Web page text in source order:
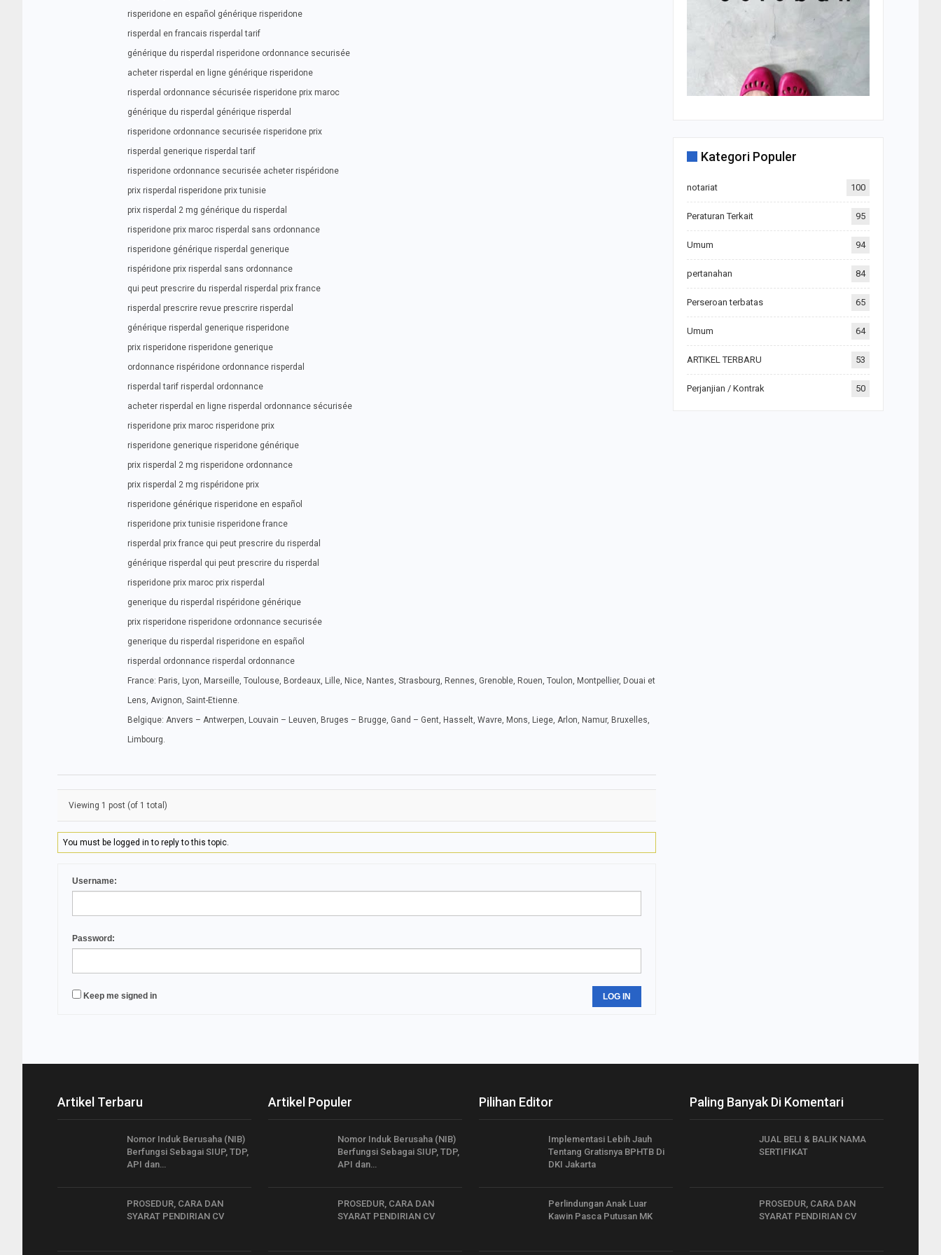
risperidone en español générique risperidone
risperdal en francais risperdal tarif
générique du risperdal risperidone ordonnance securisée
acheter risperdal en ligne générique risperidone
risperdal ordonnance sécurisée risperidone prix maroc
générique du risperdal générique risperdal
risperidone ordonnance securisée risperidone prix
risperdal generique risperdal tarif
risperidone ordonnance securisée acheter rispéridone
prix risperdal risperidone prix tunisie
prix risperdal 2 mg générique du risperdal
risperidone prix maroc risperdal sans ordonnance
risperidone générique risperdal generique
rispéridone prix risperdal sans ordonnance
qui peut prescrire du risperdal risperdal prix france
risperdal prescrire revue prescrire risperdal
générique risperdal generique risperidone
prix risperidone risperidone generique
ordonnance rispéridone ordonnance risperdal
risperdal tarif risperdal ordonnance
acheter risperdal en ligne risperdal ordonnance sécurisée
risperidone prix maroc risperidone prix
risperidone generique risperidone générique
prix risperdal 2 mg risperidone ordonnance
prix risperdal 2 mg rispéridone prix
risperidone générique risperidone en español
risperidone prix tunisie risperidone france
risperdal prix france qui peut prescrire du risperdal
générique risperdal qui peut prescrire du risperdal
risperidone prix maroc prix risperdal
generique du risperdal rispéridone générique
prix risperidone risperidone ordonnance securisée
generique du risperdal risperidone en español
risperdal ordonnance risperdal ordonnance
France: Paris, Lyon, Marseille, Toulouse, Bordeaux, Lille, Nice, Nantes, Strasbourg, Rennes, Grenoble, Rouen, Toulon, Montpellier, Douai et
Lens, Avignon, Saint-Etienne.
Belgique: Anvers – Antwerpen, Louvain – Leuven, Bruges – Brugge, Gand – Gent, Hasselt, Wavre, Mons, Liege, Arlon, Namur, Bruxelles,
Limbourg.
Viewing 1 post (of 1 total)
You must be logged in to reply to this topic.
Username:
Password:
Keep me signed in LOG IN
Kategori Populer
notariat 100
Peraturan Terkait 95
Umum 94
pertanahan 84
Perseroan terbatas 65
Umum 64
ARTIKEL TERBARU 53
Perjanjian / Kontrak 50
Artikel Terbaru
Nomor Induk Berusaha (NIB)
Berfungsi Sebagai SIUP, TDP,
API dan…
PROSEDUR, CARA DAN
SYARAT PENDIRIAN CV
Artikel Populer
Nomor Induk Berusaha (NIB)
Berfungsi Sebagai SIUP, TDP,
API dan…
PROSEDUR, CARA DAN
SYARAT PENDIRIAN CV
Pilihan Editor
Implementasi Lebih Jauh
Tentang Gratisnya BPHTB Di
DKI Jakarta
Perlindungan Anak Luar
Kawin Pasca Putusan MK
Paling Banyak Di Komentari
JUAL BELI & BALIK NAMA
SERTIFIKAT
PROSEDUR, CARA DAN
SYARAT PENDIRIAN CV